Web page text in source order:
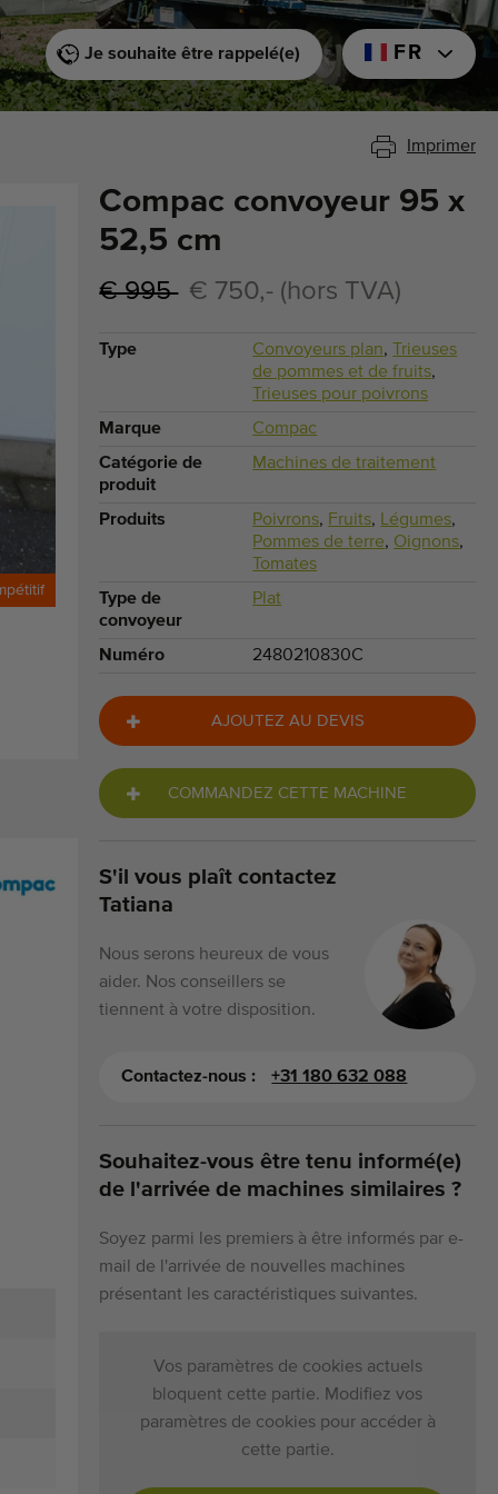
FR
Je souhaite être rappelé(e)
Imprimer
Compac convoyeur 95 x
52,5 cm
€ 995 € 750,- (hors TVA)
Type Convoyeurs plan,
Trieuses
de pommes et de fruits,
Trieuses pour poivrons
Marque
Compac
Catégorie de
produit
Machines de traitement
Produits Poivrons, Fruits, Légumes,
Pommes de terre, Oignons,
Tomates
Type de
convoyeur
Plat
Numéro 2480210830C
AJOUTEZ AU DEVIS
COMMANDEZ CETTE MACHINE
S'il vous plaît contactez
Tatiana
Nous serons heureux de vous
aider. Nos conseillers se
tiennent à votre disposition.
Contactez-nous : +31 180 632 088
Souhaitez-vous être tenu informé(e)
de l'arrivée de machines similaires ?
Soyez parmi les premiers à être informés par e-
mail de l'arrivée de nouvelles machines
présentant les caractéristiques suivantes.
Vos paramètres de cookies actuels
bloquent cette partie. Modifiez vos
paramètres de cookies pour accéder à
cette partie.